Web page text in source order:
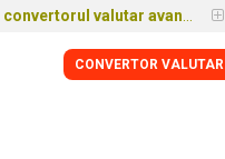
convertorul valutar avansat
CONVERTOR VALUTAR